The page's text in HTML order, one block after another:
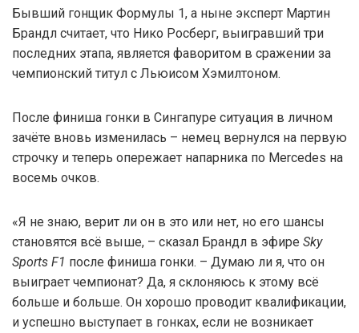
Бывший гонщик Формулы 1, а ныне эксперт Мартин
Брандл считает, что Нико Росберг, выигравший три
последних этапа, является фаворитом в сражении за
чемпионский титул с Льюисом Хэмилтоном.
После финиша гонки в Сингапуре ситуация в личном
зачёте вновь изменилась – немец вернулся на первую
строчку и теперь опережает напарника по Mercedes на
восемь очков.
«Я не знаю, верит ли он в это или нет, но его шансы
становятся всё выше, – сказал Брандл в эфире Sky
Sports F1 после финиша гонки. – Думаю ли я, что он
выиграет чемпионат? Да, я склоняюсь к этому всё
больше и больше. Он хорошо проводит квалификации,
и успешно выступает в гонках, если не возникает